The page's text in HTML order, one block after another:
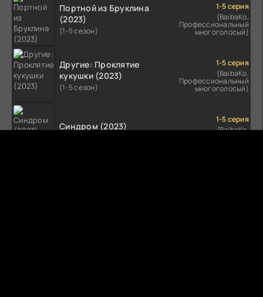
Портной из Бруклина
(2023)
(1-5 сезон)
1-5 серия
(BaibaKo,
Профессиональный
многоголосый)
Другие: Проклятие
кукушки (2023)
(1-5 сезон)
1-5 серия
(BaibaKo,
Профессиональный
многоголосый)
Синдром (2023)
1-5 серия
(BaibaKo,